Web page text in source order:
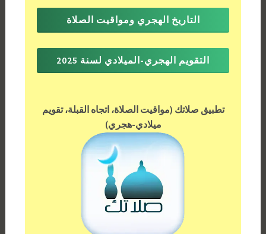
التاريخ الهجري ومواقيت الصلاة
التقويم الهجري-الميلادي لسنة 2025
تطبيق صلاتك (مواقيت الصلاة، اتجاه القبلة، تقويم
ميلادي-هجري)